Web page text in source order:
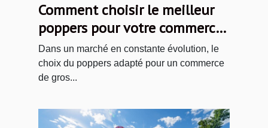
Comment choisir le meilleur
poppers pour votre commerce
de gros
Dans un marché en constante évolution, le
choix du poppers adapté pour un commerce
de gros...